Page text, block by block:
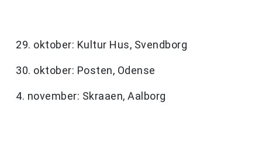
29. oktober: Kultur Hus, Svendborg
30. oktober: Posten, Odense
4. november: Skraaen, Aalborg